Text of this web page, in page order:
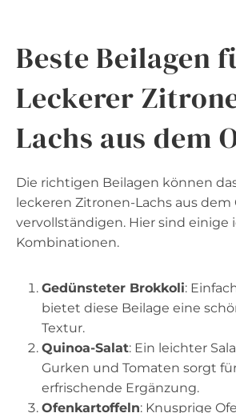
Beste Beilagen
Leckerer
Lachs aus dem
Die richtigen Beilagen können
leckeren Zitronen-Lachs aus dem
vervollständigen. Hier sind einige
Kombinationen.
Gedünsteter Brokkoli:
bietet diese Beilage eine
Textur.
Quinoa-Salat: Ein leichter
Gurken und Tomaten sorgt
erfrischende Ergänzung.
Ofenkartoffeln: Knusprige